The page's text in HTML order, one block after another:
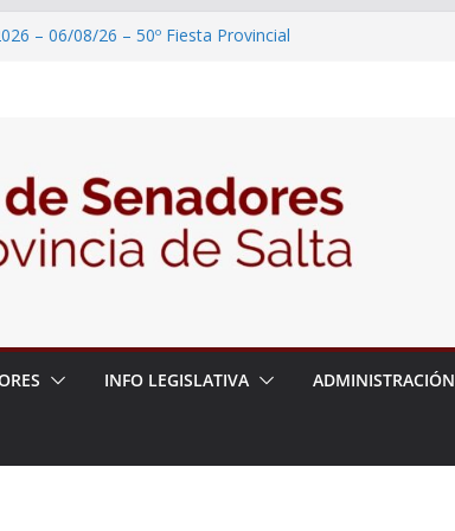
– 06/08/26 – 50º Fiesta Provincial
del Dr. Víctor Alfredo Frías
– 06/08/26 – 82° Edición de la Expo
– 06/08/26 – “Historia y memoria
del pueblo Kolla en el municipio de
INFO LEGISLATIVA ADMINISTRACIÓN